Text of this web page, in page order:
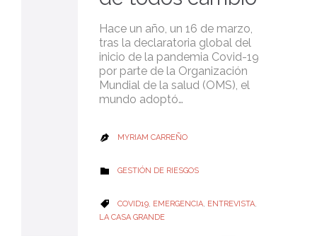
Hace un año, un 16 de marzo,
tras la declaratoria global del
inicio de la pandemia Covid-19
por parte de la Organización
Mundial de la salud (OMS), el
mundo adoptó…
 MYRIAM CARREÑO
 CATEGORY
GESTIÓN DE RIESGOS
 CATEGORY
COVID19, EMERGENCIA, ENTREVISTA,
LA CASA GRANDE